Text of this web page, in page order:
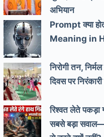
अभियान
Prompt क्या
Meaning in
निरोगी तन,
दिवस पर
रिश्वत लेते पकड़ा
सबसे बड़ा